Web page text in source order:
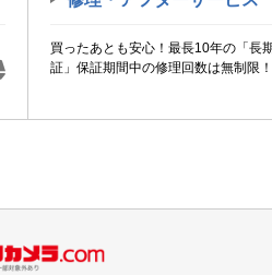
買ったあとも安心！最長10年の「長
証」保証期間中の修理回数は無制限！